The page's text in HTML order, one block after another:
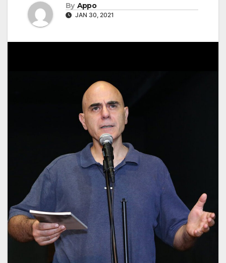
By Appo
JAN 30, 2021